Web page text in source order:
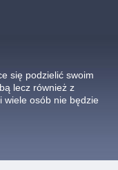
się podzielić swoim
lecz również z
wiele osób nie będzie